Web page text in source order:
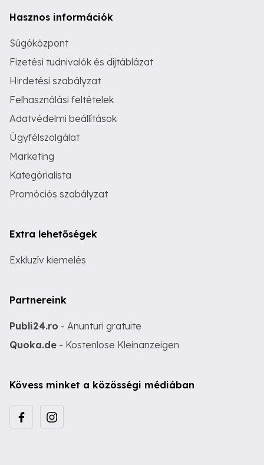
Hasznos információk
Súgóközpont
Fizetési tudnivalók és díjtáblázat
Hirdetési szabályzat
Felhasználási feltételek
Adatvédelmi beállítások
Ügyfélszolgálat
Marketing
Kategórialista
Promóciós szabályzat
Extra lehetőségek
Exkluzív kiemelés
Partnereink
Publi24.ro - Anunturi gratuite
Quoka.de - Kostenlose Kleinanzeigen
Kövess minket a közösségi médiában